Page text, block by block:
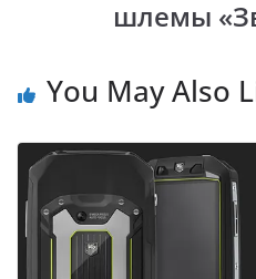
p k
шлемы
You May Also